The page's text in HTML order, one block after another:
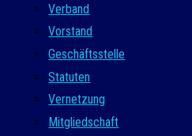
Verband
Vorstand
Geschäftsstelle
Statuten
Vernetzung
Mitgliedschaft